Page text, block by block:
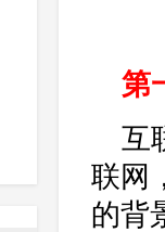
第
互
联网
的背